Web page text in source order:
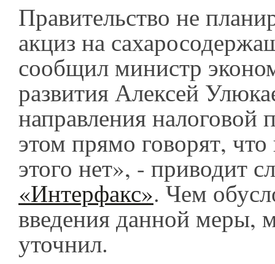
Правительство не
акциз на
сообщил министр
развития Алексей
направления налоговой
этом прямо говорят,
этого нет», - приводит
«Интерфакс». Чем
введения данной меры,
уточнил.